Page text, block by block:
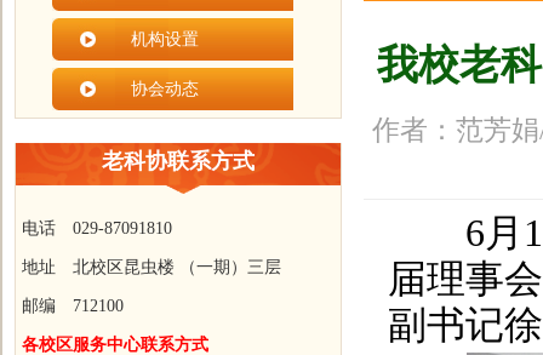
机构设置
协会动态
老科协联系方式
电话 029-87091810
地址 北校区昆虫楼 （一期）三层
邮编 712100
各校区服务中心联系方式
我校老
作者：范芳
6月17
届理事
副书记